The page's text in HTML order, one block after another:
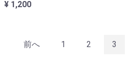
¥ 1,200
前へ 1 2 3